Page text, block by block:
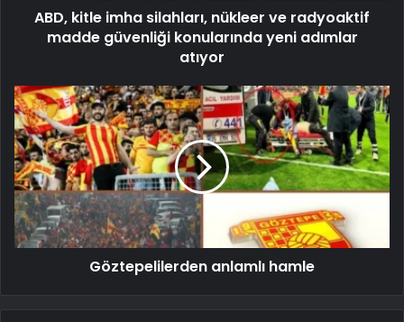
ABD, kitle imha silahları, nükleer ve radyoaktif
madde güvenliği konularında yeni adımlar
atıyor
Göztepelilerden anlamlı hamle